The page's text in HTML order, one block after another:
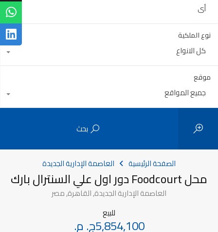
أي
نوع الملكية
كل الانواع
موقع
جميع المواقع
بحث
الصفحة الرئيسية العاصمة الإدارية الجديدة
محل Foodcourt دور اول علي السنترال بارك
العاصمة الإدارية الجديدة, القاهرة, مصر
للبيع
5,854,100ج. م.